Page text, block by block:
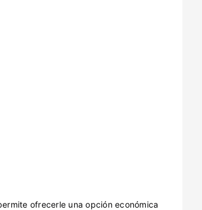
ofrecerle una opción económica